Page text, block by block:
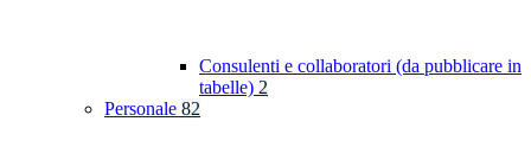
Consulenti e collaboratori (da pubblicare in
tabelle) 2
Personale 82